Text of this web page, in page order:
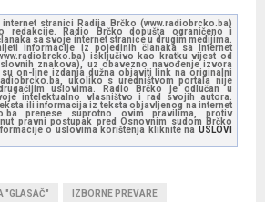
stranici Radija Brčko (www.radiobrcko.ba)
redakcije. Radio Brčko dopušta ograničeno i
sa svoje internet stranice u drugim medijima.
informacije iz pojedinih članaka sa Internet
isključivo kao kratku vijest od
znakova), uz obavezno navođenje izvora
on-line izdanja dužna objaviti link na originalni
ukoliko s uredništvom portala nije
uslovima. Radio Brčko je odlučan u
intelektualno vlasništvo i rad svojih autora.
ili informacija iz teksta objavljenog na internet
prenese suprotno ovim pravilima, protiv
pravni postupak pred Osnovnim sudom Brčko
o uslovima korištenja kliknite na USLOVI
"GLASAČ" IZBORNE PREVARE